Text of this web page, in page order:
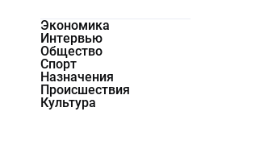
Экономика
Интервью
Общество
Спорт
Назначения
Происшествия
Культура